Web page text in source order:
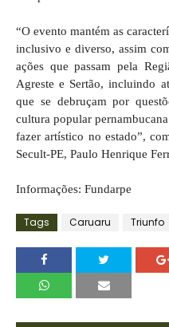
“O evento mantém as
inclusivo e diverso, assim
ações que passam pela
Agreste e Sertão, incluindo
que se debruçam por
cultura popular
fazer artístico no estado”,
Secult-PE, Paulo Henrique
Informações: Fundarpe
Tags Caruaru Triunfo